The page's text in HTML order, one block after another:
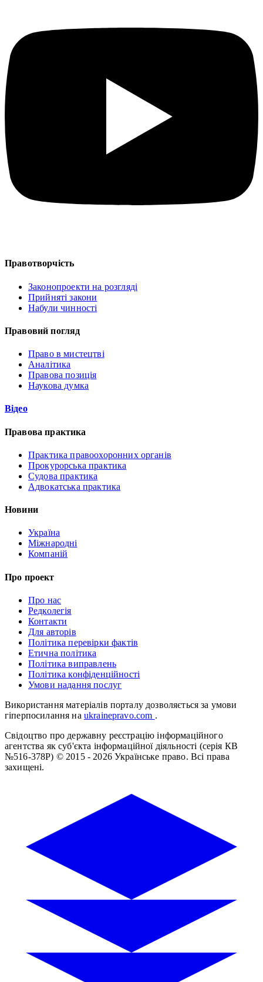
Правотворчість
Законопроекти на розгляді
Прийняті закони
Набули чинності
Правовий погляд
Право в мистецтві
Аналітика
Правова позиція
Наукова думка
Відео
Правова практика
Практика правоохоронних органів
Прокурорська практика
Судова практика
Адвокатська практика
Новини
Україна
Міжнародні
Компаній
Про проект
Про нас
Редколегія
Контакти
Для авторів
Політика перевірки фактів
Етична політика
Політика виправлень
Політика конфіденційності
Умови надання послуг
Використання матеріалів порталу дозволяється за умови
гіперпосилання на ukrainepravo.com .
Свідоцтво про державну реєстрацію інформаційного
агентства як суб'єкта інформаційної діяльності (серія КВ
№516-378Р) © 2015 - 2026 Українське право. Всі права
захищені.